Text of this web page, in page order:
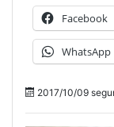
Facebook
WhatsApp
2017/10/09